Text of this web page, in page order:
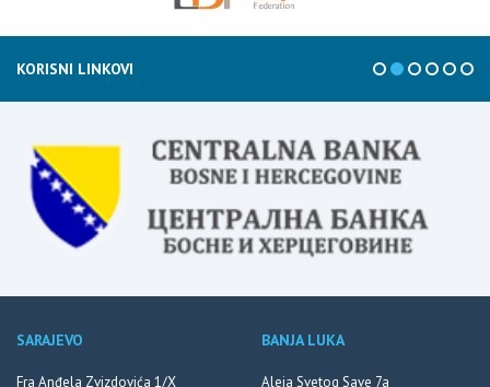
KORISNI LINKOVI
SARAJEVO
Fra Anđela Zvizdovića 1/X
BANJA LUKA
Aleja Svetog Save 7a